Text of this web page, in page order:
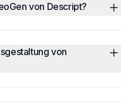
von Descript?
von